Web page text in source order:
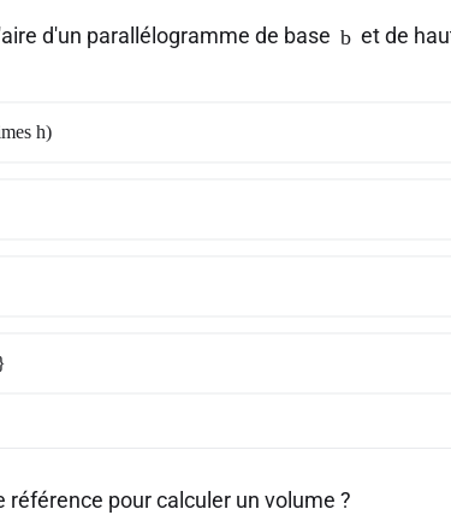
d'un parallélogramme de base b et de
h)
référence pour calculer un volume ?